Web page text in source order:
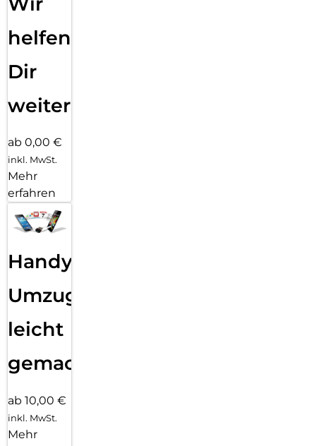
helfen
Dir
weiter
ab 0,00 €
inkl. MwSt.
Mehr
erfahren
Handy
Umzug
leicht
gemacht!
ab 10,00 €
inkl. MwSt.
Mehr